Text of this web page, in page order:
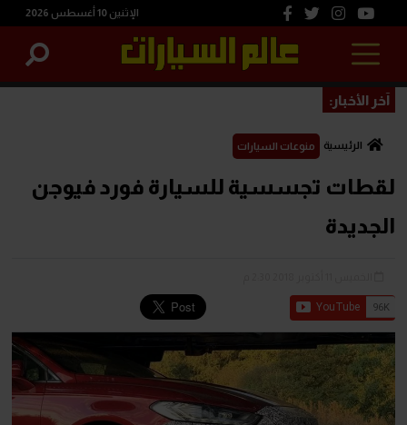
الإثنين 10 أغسطس 2026
آخر الأخبار:
الرئيسية منوعات السيارات
لقطات تجسسية للسيارة فورد فيوجن
الجديدة